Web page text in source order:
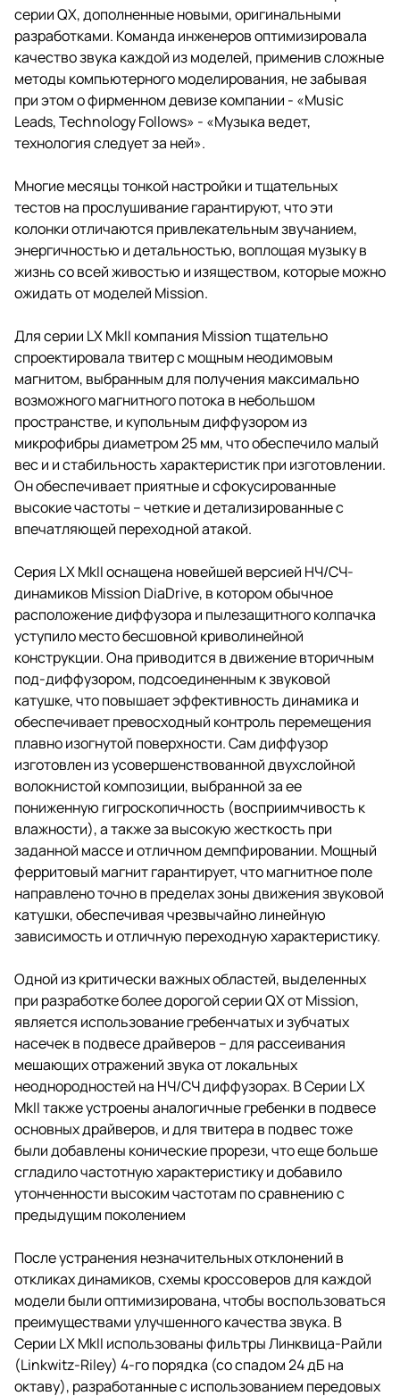
серии QX, дополненные новыми, оригинальными
разработками. Команда инженеров оптимизировала
качество звука каждой из моделей, применив сложные
методы компьютерного моделирования, не забывая
при этом о фирменном девизе компании - «Music
Leads, Technology Follows» - «Музыка ведет,
технология следует за ней».
Многие месяцы тонкой настройки и тщательных
тестов на прослушивание гарантируют, что эти
колонки отличаются привлекательным звучанием,
энергичностью и детальностью, воплощая музыку в
жизнь со всей живостью и изяществом, которые можно
ожидать от моделей Mission.
Для серии LX MkII компания Mission тщательно
спроектировала твитер с мощным неодимовым
магнитом, выбранным для получения максимально
возможного магнитного потока в небольшом
пространстве, и купольным диффузором из
микрофибры диаметром 25 мм, что обеспечило малый
вес и и стабильность характеристик при изготовлении.
Он обеспечивает приятные и сфокусированные
высокие частоты – четкие и детализированные с
впечатляющей переходной атакой.
Серия LX MkII оснащена новейшей версией НЧ/СЧ-
динамиков Mission DiaDrive, в котором обычное
расположение диффузора и пылезащитного колпачка
уступило место бесшовной криволинейной
конструкции. Она приводится в движение вторичным
под-диффузором, подсоединенным к звуковой
катушке, что повышает эффективность динамика и
обеспечивает превосходный контроль перемещения
плавно изогнутой поверхности. Сам диффузор
изготовлен из усовершенствованной двухслойной
волокнистой композиции, выбранной за ее
пониженную гигроскопичность (восприимчивость к
влажности), а также за высокую жесткость при
заданной массе и отличном демпфировании. Мощный
ферритовый магнит гарантирует, что магнитное поле
направлено точно в пределах зоны движения звуковой
катушки, обеспечивая чрезвычайно линейную
зависимость и отличную переходную характеристику.
Одной из критически важных областей, выделенных
при разработке более дорогой серии QX от Mission,
является использование гребенчатых и зубчатых
насечек в подвесе драйверов – для рассеивания
мешающих отражений звука от локальных
неоднородностей на НЧ/СЧ диффузорах. В Серии LX
MkII также устроены аналогичные гребенки в подвесе
основных драйверов, и для твитера в подвес тоже
были добавлены конические прорези, что еще больше
сгладило частотную характеристику и добавило
утонченности высоким частотам по сравнению с
предыдущим поколением
После устранения незначительных отклонений в
откликах динамиков, схемы кроссоверов для каждой
модели были оптимизирована, чтобы воспользоваться
преимуществами улучшенного качества звука. В
Серии LX MkII использованы фильтры Линквица-Райли
(Linkwitz-Riley) 4-го порядка (со спадом 24 дБ на
октаву), разработанные с использованием передовых